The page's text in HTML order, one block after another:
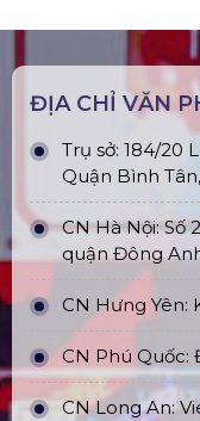
ĐỊA CHỈ VĂN
Trụ sở: 184/20
Quận Bình
CN Hà Nội: Số
quận Đông
CN Hưng Yên:
CN Phú Quốc:
CN Long An: